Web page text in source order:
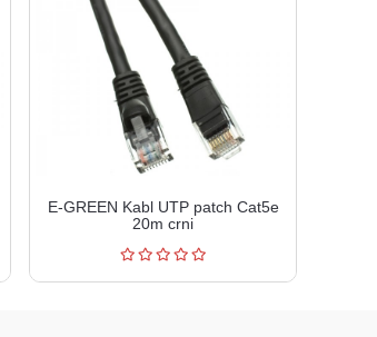
E-GREEN Kabl UTP patch Cat5e
20m crni